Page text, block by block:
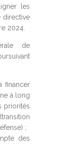
les
directive
2024.
de
financer
à long
priorités
;
des